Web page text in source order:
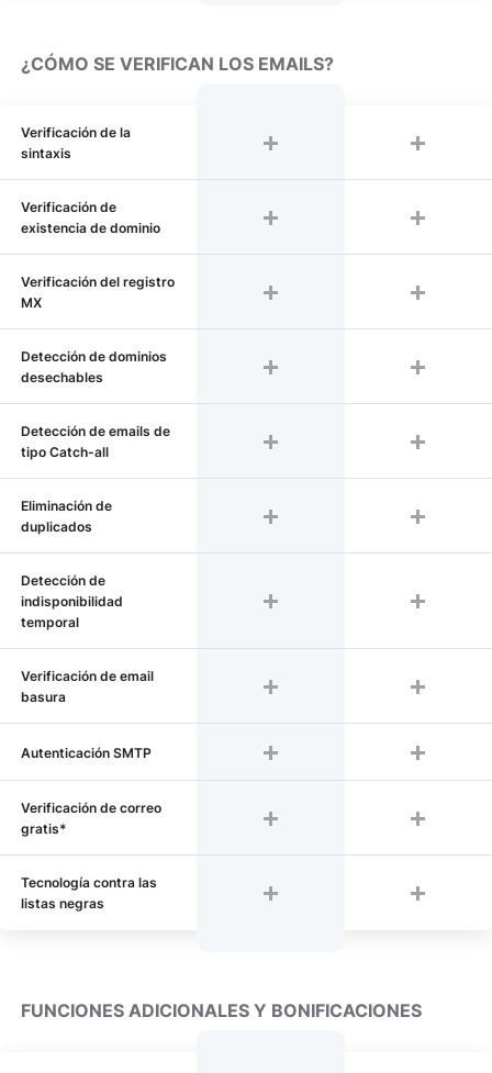
¿CÓMO SE VERIFICAN LOS EMAILS?
Verificación de la
sintaxis
Verificación de
existencia de dominio
Verificación del registro
MX
Detección de dominios
desechables
Detección de emails de
tipo Catch-all
Eliminación de
duplicados
Detección de
indisponibilidad
temporal
Verificación de email
basura
Autenticación SMTP
Verificación de correo
gratis*
Tecnología contra las
listas negras
FUNCIONES ADICIONALES Y BONIFICACIONES